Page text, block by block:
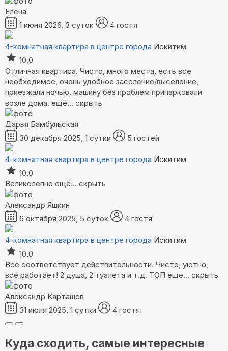
Елена
1 июня 2026, 3 суток
4 гостя
4-комнатная квартира в центре города Искитим
10,0
Отличная квартира. Чисто, много места, есть все
необходимое, очень удобное заселение/выселение,
приезжали ночью, машину без проблем припарковали
возле дома. ещё... скрыть
Дарья Бамбульская
30 декабря 2025, 1 сутки
5 гостей
4-комнатная квартира в центре города Искитим
10,0
Великолепно ещё... скрыть
Александр Яшкин
6 октября 2025, 5 суток
4 гостя
4-комнатная квартира в центре города Искитим
10,0
Всё соответствует действительности. Чисто, уютно,
всё работает! 2 душа, 2 туалета и т.д. ТОП ещё... скрыть
Александр Карташов
31 июля 2025, 1 сутки
4 гостя
Куда сходить, самые интересные